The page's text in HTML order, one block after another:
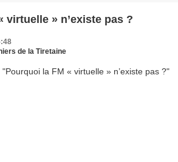
virtuelle » n’existe pas ?
de la Tiretaine